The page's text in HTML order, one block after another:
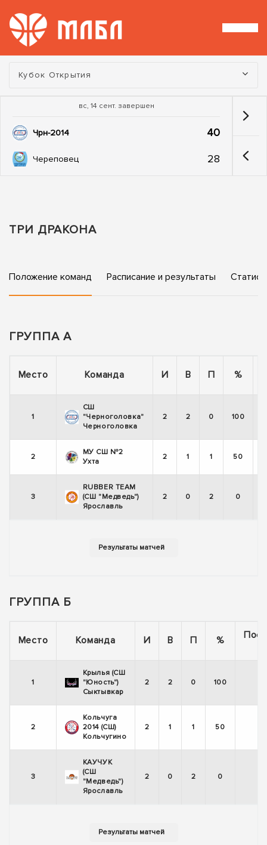
Турнир:
Кубок Открытия
вс, 14 сент. завершен
Чрн-2014 40
Череповец 28
ТРИ ДРАКОНА
Положение команд Расписание и результаты
ГРУППА А
Место Команда И В П %
1
СШ
"Черноголовка"
Черноголовка
2 2 0 100
2
МУ СШ №2
Ухта
2 1 1 50
3
RUBBER TEAM
(СШ "Медведь")
Ярославль
2 0 2 0
ГРУППА Б
Место Команда И В П %
1
Крылья (СШ
"Юность")
Сыктывкар
2 2 0 100
2
Кольчуга
2014 (СШ)
Кольчугино
2 1 1 50
3
КАУЧУК
(СШ
"Медведь")
Ярославль
2 0 2 0